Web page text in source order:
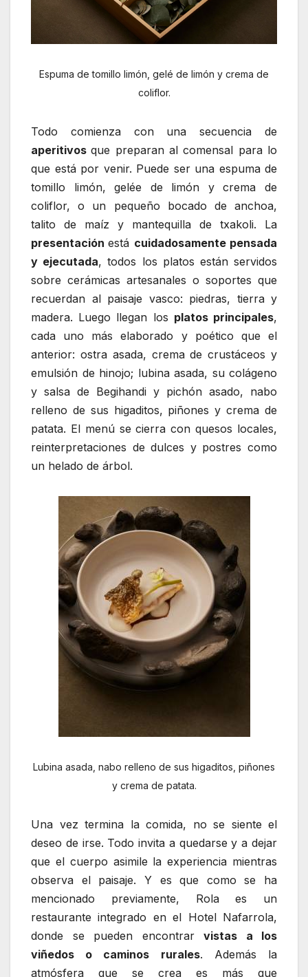
Espuma de tomillo limón, gelé de limón y crema de
coliflor.
Todo comienza con una secuencia de
aperitivosque preparan al comensal para lo
que está por venir. Puede ser una espuma de
tomillo limón, gelée de limón y crema de
coliflor, o un pequeño bocado de anchoa,
talito de maíz y mantequilla de txakoli. La
presentaciónestá cuidadosamente pensada
y ejecutada, todos los platos están servidos
sobre cerámicas artesanales o soportes que
recuerdan al paisaje vasco: piedras, tierra y
madera. Luego llegan los platos principales,
cada uno más elaborado y poético que el
anterior: ostra asada, crema de crustáceos y
emulsión de hinojo; lubina asada, su colágeno
y salsa de Begihandi y pichón asado, nabo
relleno de sus higaditos, piñones y crema de
patata. El menú se cierra con quesos locales,
reinterpretaciones de dulces y postres como
un helado de árbol.
Lubina asada, nabo relleno de sus higaditos, piñones
y crema de patata.
Una vez termina la comida, no se siente el
deseo de irse. Todo invita a quedarse y a dejar
que el cuerpo asimile la experiencia mientras
observa el paisaje. Y es que como se ha
mencionado previamente, Rola es un
restaurante integrado en el Hotel Nafarrola,
donde se pueden encontrar vistas a los
viñedos o caminos rurales. Además la
atmósfera que se crea es más que